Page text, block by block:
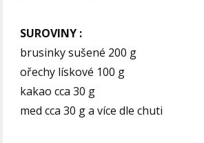
SUROVINY :
brusinky sušené 200 g
ořechy lískové 100 g
kakao cca 30 g
med cca 30 g a více dle chuti